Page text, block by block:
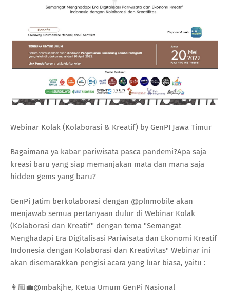
Webinar Kolak (Kolaborasi & Kreatif) by GenPI Jawa Timur
Bagaimana ya kabar pariwisata pasca pandemi?Apa saja
kreasi baru yang siap memanjakan mata dan mana saja
hidden gems yang baru?
GenPi Jatim berkolaborasi dengan @plnmobile akan
menjawab semua pertanyaan dulur di Webinar Kolak
(Kolaborasi dan Kreatif" dengan tema "Semangat
Menghadapi Era Digitalisasi Pariwisata dan Ekonomi Kreatif
Indonesia dengan Kolaborasi dan Kreativitas" Webinar ini
akan disemarakkan pengisi acara yang luar biasa, yaitu :
👩🏼‍💼@mbakjhe, Ketua Umum GenPi Nasional